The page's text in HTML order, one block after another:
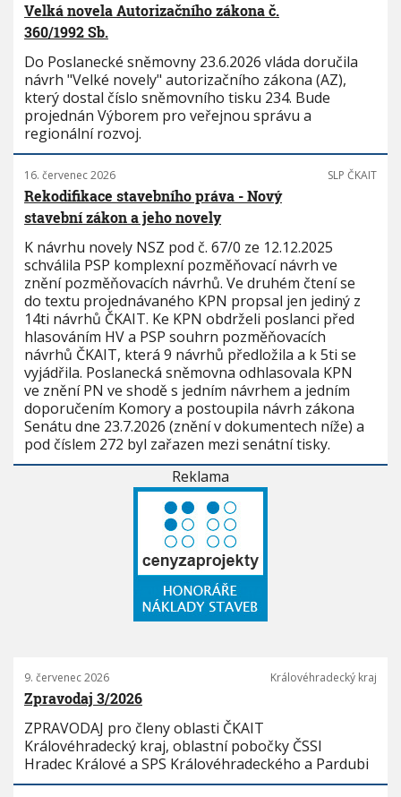
Velká novela Autorizačního zákona č.
360/1992 Sb.
Do Poslanecké sněmovny 23.6.2026 vláda doručila
návrh "Velké novely" autorizačního zákona (AZ),
který dostal číslo sněmovního tisku 234. Bude
projednán Výborem pro veřejnou správu a
regionální rozvoj.
16. červenec 2026 SLP ČKAIT
Rekodifikace stavebního práva - Nový
stavební zákon a jeho novely
K návrhu novely NSZ pod č. 67/0 ze 12.12.2025
schválila PSP komplexní pozměňovací návrh ve
znění pozměňovacích návrhů. Ve druhém čtení se
do textu projednávaného KPN propsal jen jediný z
14ti návrhů ČKAIT. Ke KPN obdrželi poslanci před
hlasováním HV a PSP souhrn pozměňovacích
návrhů ČKAIT, která 9 návrhů předložila a k 5ti se
vyjádřila. Poslanecká sněmovna odhlasovala KPN
ve znění PN ve shodě s jedním návrhem a jedním
doporučením Komory a postoupila návrh zákona
Senátu dne 23.7.2026 (znění v dokumentech níže) a
pod číslem 272 byl zařazen mezi senátní tisky.
Reklama
9. červenec 2026 Královéhradecký kraj
Zpravodaj 3/2026
ZPRAVODAJ pro členy oblasti ČKAIT
Královéhradecký kraj, oblastní pobočky ČSSI
Hradec Králové a SPS Královéhradeckého a Pardubi